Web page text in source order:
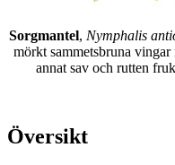
Sorgmantel, Nymphalis
mörkt sammetsbruna
annat sav och rutten
Översikt